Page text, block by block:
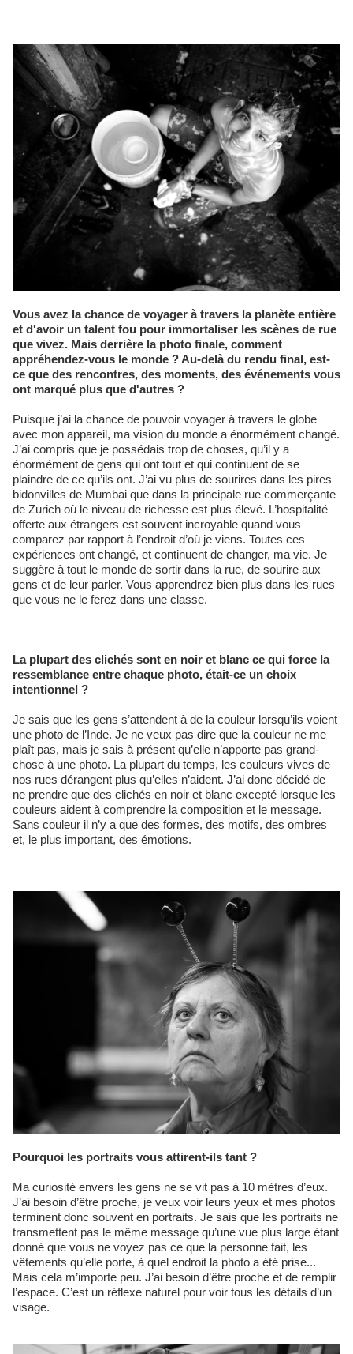
Vous avez la chance de voyager à travers la planète entière
et d'avoir un talent fou pour immortaliser les scènes de rue
que vivez. Mais derrière la photo finale, comment
appréhendez-vous le monde ? Au-delà du rendu final, est-
ce que des rencontres, des moments, des événements vous
ont marqué plus que d'autres ?
Puisque j’ai la chance de pouvoir voyager à travers le globe
avec mon appareil, ma vision du monde a énormément changé.
J’ai compris que je possédais trop de choses, qu’il y a
énormément de gens qui ont tout et qui continuent de se
plaindre de ce qu’ils ont. J’ai vu plus de sourires dans les pires
bidonvilles de Mumbai que dans la principale rue commerçante
de Zurich où le niveau de richesse est plus élevé. L’hospitalité
offerte aux étrangers est souvent incroyable quand vous
comparez par rapport à l’endroit d’où je viens. Toutes ces
expériences ont changé, et continuent de changer, ma vie. Je
suggère à tout le monde de sortir dans la rue, de sourire aux
gens et de leur parler. Vous apprendrez bien plus dans les rues
que vous ne le ferez dans une classe.
La plupart des clichés sont en noir et blanc ce qui force la
ressemblance entre chaque photo, était-ce un choix
intentionnel ?
Je sais que les gens s’attendent à de la couleur lorsqu’ils voient
une photo de l’Inde. Je ne veux pas dire que la couleur ne me
plaît pas, mais je sais à présent qu’elle n’apporte pas grand-
chose à une photo. La plupart du temps, les couleurs vives de
nos rues dérangent plus qu’elles n’aident. J’ai donc décidé de
ne prendre que des clichés en noir et blanc excepté lorsque les
couleurs aident à comprendre la composition et le message.
Sans couleur il n’y a que des formes, des motifs, des ombres
et, le plus important, des émotions.
Pourquoi les portraits vous attirent-ils tant ?
Ma curiosité envers les gens ne se vit pas à 10 mètres d’eux.
J’ai besoin d’être proche, je veux voir leurs yeux et mes photos
terminent donc souvent en portraits. Je sais que les portraits ne
transmettent pas le même message qu’une vue plus large étant
donné que vous ne voyez pas ce que la personne fait, les
vêtements qu’elle porte, à quel endroit la photo a été prise...
Mais cela m’importe peu. J’ai besoin d’être proche et de remplir
l’espace. C’est un réflexe naturel pour voir tous les détails d’un
visage.